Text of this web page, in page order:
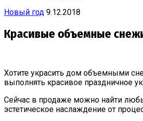
Новый год 9.12.2018
Красивые объемные
Хотите украсить дом объемными
выполнять красивое праздничное
Сейчас в продаже можно найти
эстетическое наслаждение от